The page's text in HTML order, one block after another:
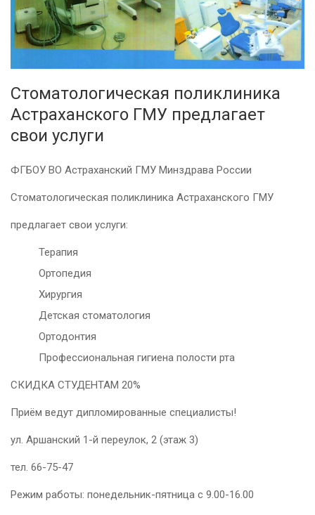
Стоматологическая поликлиника
Астраханского ГМУ предлагает
свои услуги
ФГБОУ ВО Астраханский ГМУ Минздрава России
Стоматологическая поликлиника Астраханского ГМУ
предлагает свои услуги:
Терапия
Ортопедия
Хирургия
Детская стоматология
Ортодонтия
Профессиональная гигиена полости рта
СКИДКА СТУДЕНТАМ 20%
Приём ведут дипломированные специалисты!
ул. Аршанский 1-й переулок, 2 (этаж 3)
тел. 66-75-47
Режим работы: понедельник-пятница с 9.00-16.00